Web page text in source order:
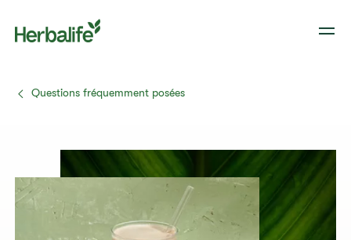
Questions fréquemment posées